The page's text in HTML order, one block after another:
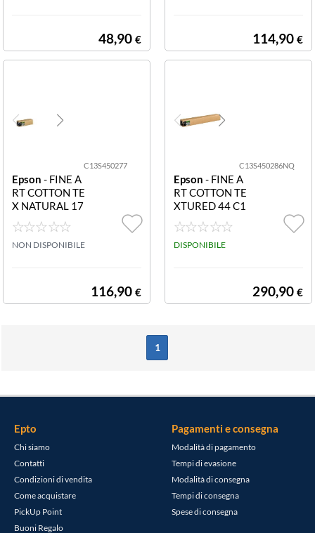
48,90 € 114,90 €
C13S450277
Epson - FINE A
RT COTTON TE
X NATURAL 17
X15M C13S450
277 FINE ART C
OTTON TEXTU
NON DISPONIBILE
116,90 €
C13S450286NQ
Epson - FINE A
RT COTTON TE
XTURED 44 C1
3S450286NQ F
INE ART COTT
ON TEXTURED
DISPONIBILE
290,90 €
1
Epto
Chi siamo
Contatti
Condizioni di vendita
Come acquistare
PickUp Point
Buoni Regalo
Pagamenti e consegna
Modalità di pagamento
Tempi di evasione
Modalità di consegna
Tempi di consegna
Spese di consegna